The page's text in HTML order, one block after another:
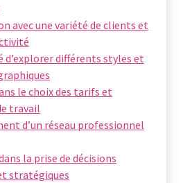
avec une variété de clients et
différents styles et
le choix des tarifs et
travail
d’un réseau professionnel
la prise de décisions
stratégiques